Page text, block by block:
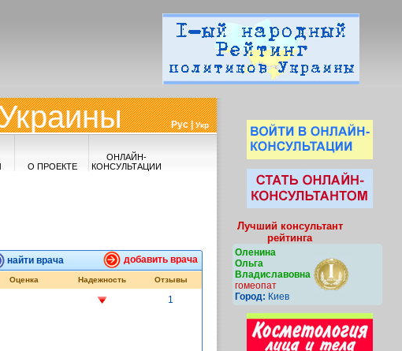
Рус |Укр
О ПРОЕКТЕ
ОНЛАЙН-
КОНСУЛЬТАЦИИ
найти врача добавить врача
Оценка Надежность Отзывы
1
Лучший консультант
рейтинга
Оленина
Ольга
Владиславовна
гомеопат
Город: Киев